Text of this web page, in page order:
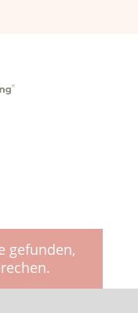
gefunden,